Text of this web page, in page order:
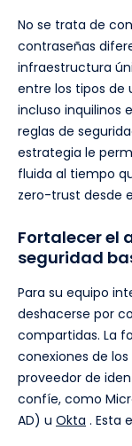
No se trata de
contraseñas
infraestructura
entre los tipos de
incluso inquilinos
reglas de
estrategia le
fluida al tiempo
zero-trust desde
Fortalecer el
seguridad
Para su equipo
deshacerse por
compartidas. La
conexiones de
proveedor de
confíe, como
AD) u Okta . Esta